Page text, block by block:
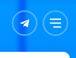
Контакты Меню